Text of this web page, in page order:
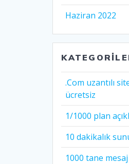
Haziran 2022
.Com uzantılı
ücretsiz
1/1000 plan
10 dakikalık
1000 tane